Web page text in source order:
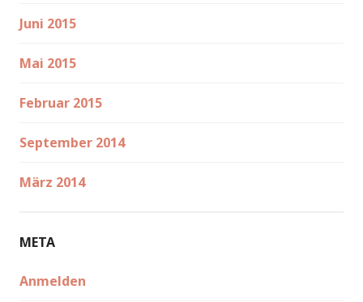
Juni 2015
Mai 2015
Februar 2015
September 2014
März 2014
META
Anmelden